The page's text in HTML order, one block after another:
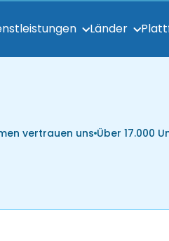
Länder
vertrauen uns Über 17.000